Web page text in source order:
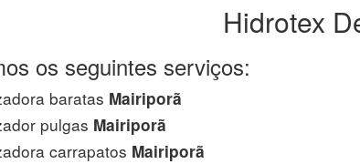
Hidrotex
os seguintes serviços:
baratas Mairiporã
pulgas Mairiporã
carrapatos Mairiporã